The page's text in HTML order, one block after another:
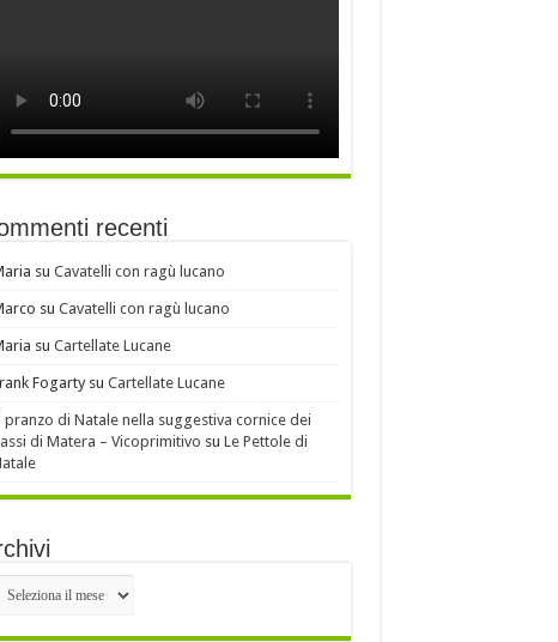
recenti
su Cavatelli con ragù lucano
su Cavatelli con ragù lucano
su Cartellate Lucane
Fogartysu Cartellate Lucane
pranzo di Natale nella suggestiva cornice dei
di Matera – Vicoprimitivo su Le Pettole di